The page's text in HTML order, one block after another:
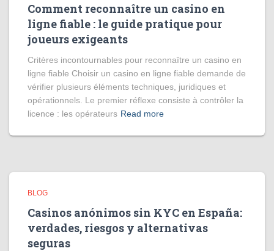
Comment reconnaître un casino en
ligne fiable : le guide pratique pour
joueurs exigeants
Critères incontournables pour reconnaître un casino en
ligne fiable Choisir un casino en ligne fiable demande de
vérifier plusieurs éléments techniques, juridiques et
opérationnels. Le premier réflexe consiste à contrôler la
licence : les opérateurs Read more
BLOG
Casinos anónimos sin KYC en España:
verdades, riesgos y alternativas
seguras